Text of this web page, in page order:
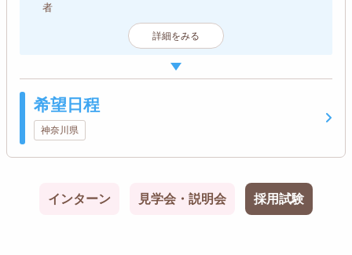
者
詳細をみる
希望日程
神奈川県
インターン 見学会・説明会 採用試験